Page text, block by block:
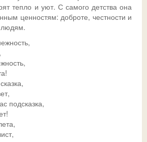
мероприятия
тепло и уют. С самого детства она
ценностям: доброте, честности и
людям.
подсказка,